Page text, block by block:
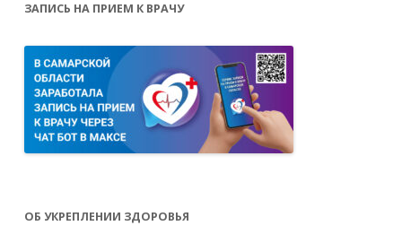
ЗАПИСЬ НА ПРИЕМ К ВРАЧУ
ОБ УКРЕПЛЕНИИ ЗДОРОВЬЯ